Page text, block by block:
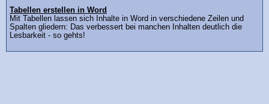
Tabellen erstellen in Word
Mit Tabellen lassen sich Inhalte in Word in verschiedene Zeilen und
Spalten gliedern: Das verbessert bei manchen Inhalten deutlich die
Lesbarkeit - so gehts!